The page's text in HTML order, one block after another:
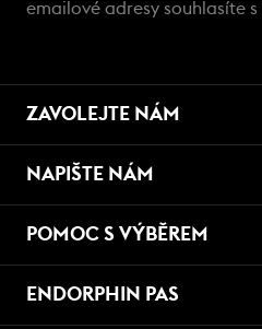
emailové adresy souhlasíte s
ZAVOLEJTE NÁM
NAPIŠTE NÁM
POMOC S VÝBĚREM
ENDORPHIN PAS